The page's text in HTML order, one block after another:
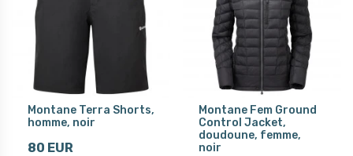
Montane Terra Shorts,
homme, noir
80 EUR
Montane Fem Ground
Control Jacket,
doudoune, femme,
noir